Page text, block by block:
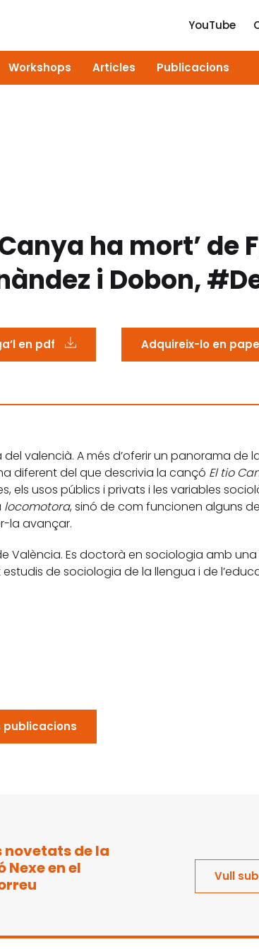
YouTube
Workshops Articles Publicacions
ha mort’ de
i Dobon,
en pdf Adquireix-lo en
valencià. A més d’oferir un panorama de
diferent del que descrivia la cançó El tio
usos públics i privats i les variables
locomotora, sinó de com funcionen alguns
la avançar.
València. Es doctorà en sociologia amb una
de sociologia de la llengua i de
publicacions
novetats de la
Nexe en el
Vull